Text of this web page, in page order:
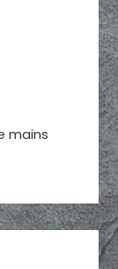
mains